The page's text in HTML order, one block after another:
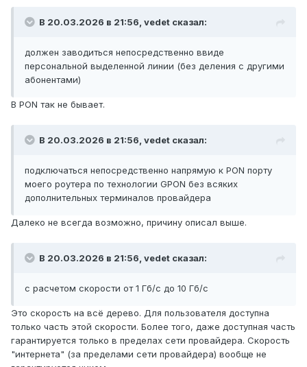
В 20.03.2026 в 21:56, vedet сказал:
должен заводиться непосредственно ввиде
персональной выделенной линии (без деления с другими
абонентами)
В PON так не бывает.
В 20.03.2026 в 21:56, vedet сказал:
подключаться непосредственно напрямую к PON порту
моего роутера по технологии GPON без всяких
дополнительных терминалов провайдера
Далеко не всегда возможно, причину описал выше.
В 20.03.2026 в 21:56, vedet сказал:
с расчетом скорости от 1 Гб/с до 10 Гб/с
Это скорость на всё дерево. Для пользователя доступна
только часть этой скорости. Более того, даже доступная часть
гарантируется только в пределах сети провайдера. Скорость
"интернета" (за пределами сети провайдера) вообще не